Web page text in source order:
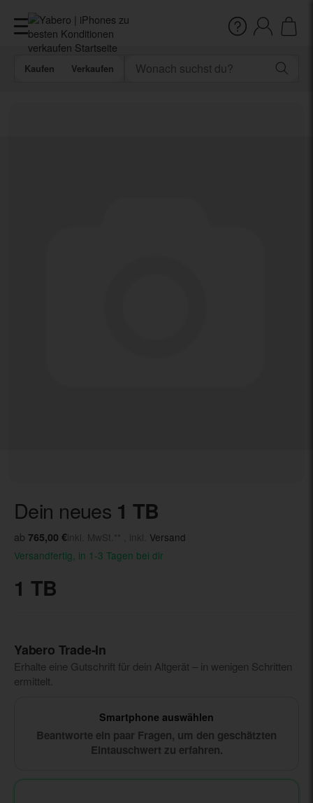
Kaufen Verkaufen
Dein neues 1 TB
ab 765,00 €inkl. MwSt.** , inkl. Versand
Versandfertig, in 1-3 Tagen bei dir
1 TB
Yabero Trade‑In
Erhalte eine Gutschrift für dein Altgerät – in wenigen Schritten
ermittelt.
Smartphone auswählen
Beantworte ein paar Fragen, um den geschätzten
Eintauschwert zu erfahren.